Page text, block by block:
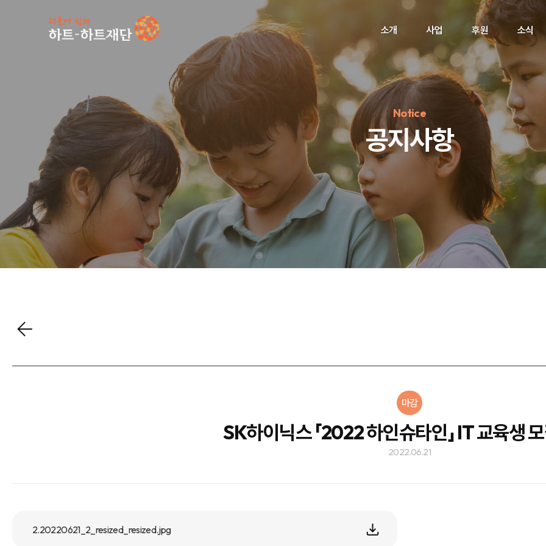
소개 사업 후원 소식
인기 키워드 #정기후원#하트플레이스#캠페인 #팬덤후원
Notice
공지사항
공지사항
마감
SK하이닉스 「2022 하인슈타인」 IT 교육생
2022.06.21
2.20220621_2_resized_resized.jpg